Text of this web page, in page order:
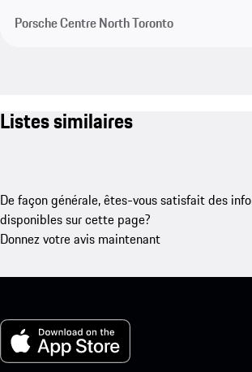
Porsche Centre North Toronto
Listes similaires
De façon générale, êtes-vous satisfait des
disponibles sur cette page?
Donnez votre avis maintenant